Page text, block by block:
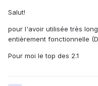
Salut!
pour l'avoir utilisée très
entièrement fonctionnelle
Pour moi le top des 2.1